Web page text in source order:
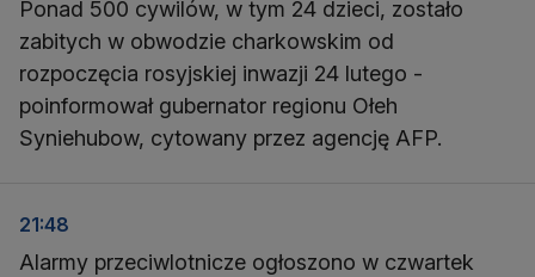
Ponad 500 cywilów, w tym 24 dzieci, zostało
zabitych w obwodzie charkowskim od
rozpoczęcia rosyjskiej inwazji 24 lutego -
poinformował gubernator regionu Ołeh
Syniehubow, cytowany przez agencję AFP.
21:48
Alarmy przeciwlotnicze ogłoszono w czwartek